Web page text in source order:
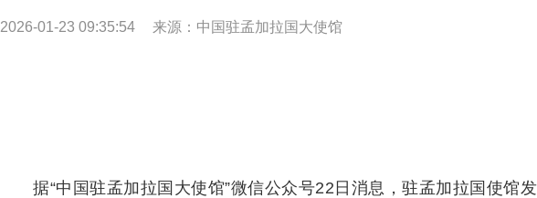
2026-01-23 09:35:54 来源：中国驻孟加拉国大使馆
据“中国驻孟加拉国大使馆”微信公众号22日消息，驻孟加拉国使馆